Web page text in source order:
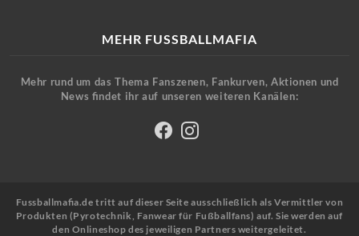
MEHR FUSSBALLMAFIA
Mehr rund um das Thema Fanszenen, Fankurven, Aktionen und
News findet ihr auf unseren weiteren Kanälen:
Fussballmafia.de tritt auf dieser Seite ausschließlich als Vermittler von
Produkten (Pyrotechnik, Fanwear für Fußballfans) auf. Sie werden auf
den Onlineshop des jeweiligen Partners weitergeleitet.